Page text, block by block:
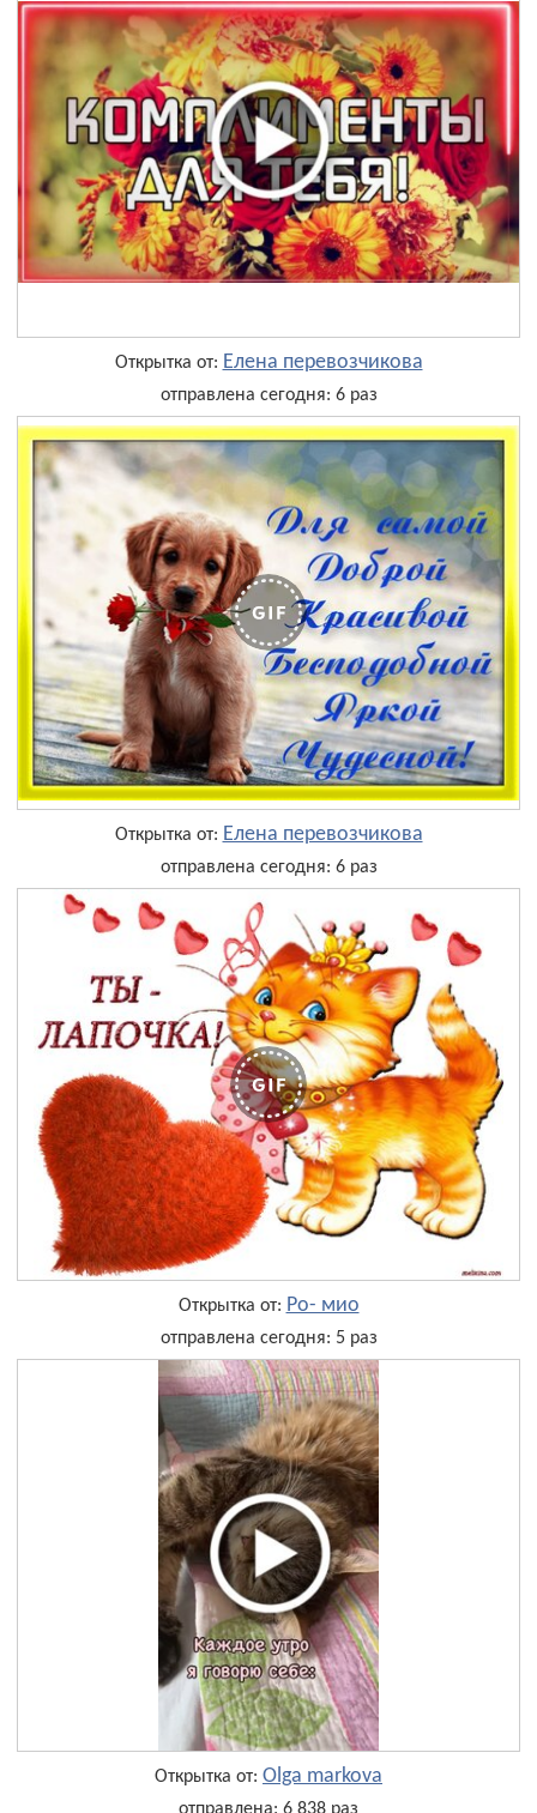
Открытка от: Елена перевозчикова
отправлена сегодня: 6 раз
Открытка от: Елена перевозчикова
отправлена сегодня: 6 раз
Открытка от: Ро- мио
отправлена сегодня: 5 раз
Открытка от: Olga markova